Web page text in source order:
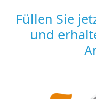
Füllen Sie
und